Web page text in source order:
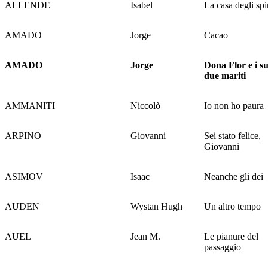
ALLENDE Isabel La casa degli
AMADO Jorge Cacao
AMADO Jorge
Dona Flor e i
due mariti
AMMANITI Niccolò Io non ho paura
ARPINO Giovanni
Sei stato felice,
Giovanni
ASIMOV Isaac Neanche gli dei
AUDEN Wystan Hugh Un altro tempo
AUEL Jean M.
Le pianure del
passaggio